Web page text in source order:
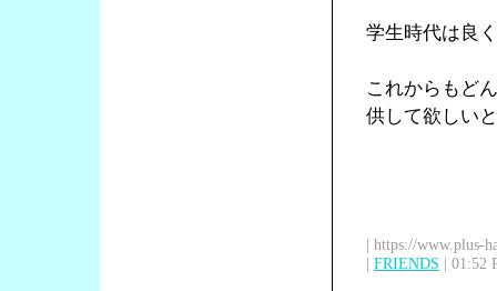
学生時代は良
これからもど
供して欲しい
| https://www.plus-
| FRIENDS | 01:52